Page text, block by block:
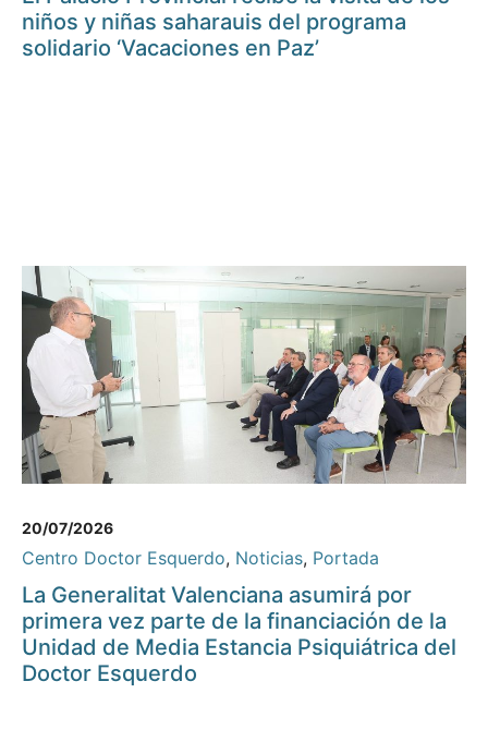
niños y niñas saharauis del programa
solidario ‘Vacaciones en Paz’
20/07/2026
Centro Doctor Esquerdo, Noticias, Portada
La Generalitat Valenciana asumirá por
primera vez parte de la financiación de la
Unidad de Media Estancia Psiquiátrica del
Doctor Esquerdo